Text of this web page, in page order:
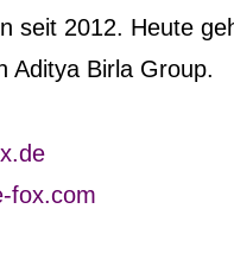
seit 2012. Heute
Aditya Birla Group.
fox.com